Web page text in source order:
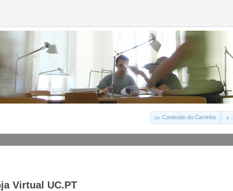
Conteúdo do Carrinho
Virtual UC.PT